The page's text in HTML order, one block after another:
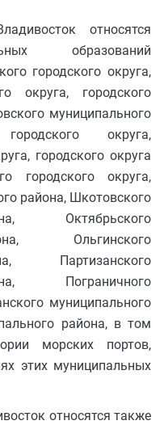
относятся
образований
городского округа,
округа, городского
муниципального
округа,
городского округа
городского округа,
района, Шкотовского
Октябрьского
Ольгинского
Партизанского
Пограничного
муниципального
района, в том
морских портов,
этих муниципальных
относятся также